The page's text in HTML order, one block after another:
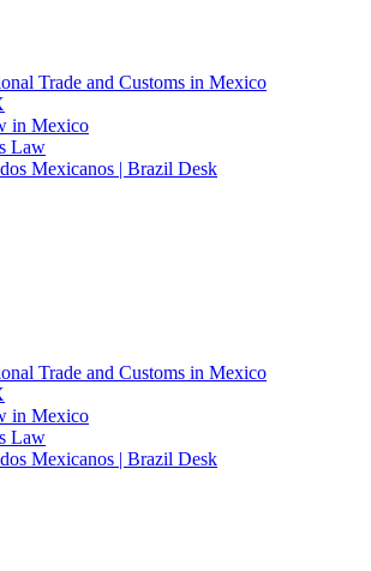
Trade and Customs in Mexico
in Mexico
Law
Mexicanos | Brazil Desk
Trade and Customs in Mexico
in Mexico
Law
Mexicanos | Brazil Desk